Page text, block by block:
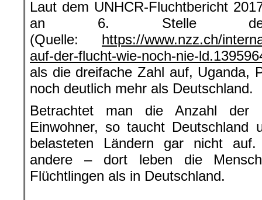
Laut dem UNHCR-Fluchtbericht
an 6. Stelle der
(Quelle: https://www.nzz.ch/
auf-der-flucht-wie-noch-nie-
als die dreifache Zahl auf, Uganda,
noch deutlich mehr als Deutschland.
Betrachtet man die Anzahl der
Einwohner, so taucht Deutschland
belasteten Ländern gar nicht
andere – dort leben die
Flüchtlingen als in Deutschland.